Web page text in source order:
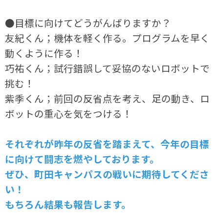
●目標に向けてどうがんばりますか？
友紀くん；機体を軽く作る。プログラムを早く
動くように作る！
巧祐くん；試行錯誤して妥協のないロボットで
挑む！
紫季くん；前回の反省点を考え、足の動き、ロ
ボットの重心を気をつける！
それぞれが昨年の反省を踏まえて、今年の目標
に向けて闘志を燃やしております。
ぜひ、町田キャンパスの戦いに期待してくださ
い！
もちろん結果も報告します。